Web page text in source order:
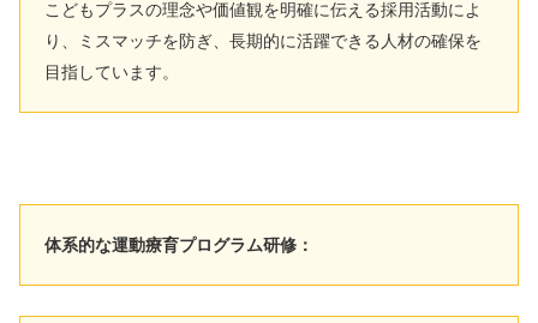
こどもプラスの理念や価値観を明確に伝える採用活動によ
り、ミスマッチを防ぎ、長期的に活躍できる人材の確保を
目指しています。
体系的な運動療育プログラム研修：